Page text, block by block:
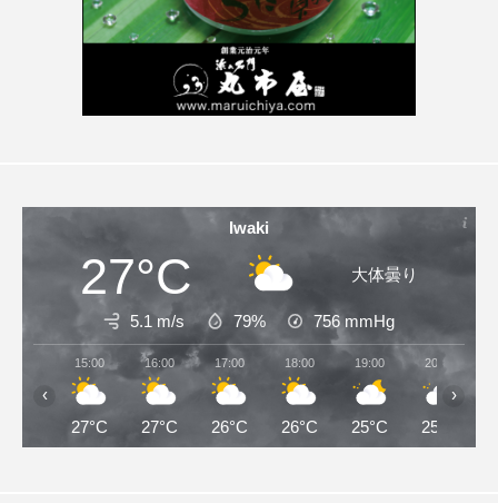
Iwaki
27°C 大体曇り
5.1 m/s 79% 756 mmHg
15:00
27°C
16:00
27°C
17:00
26°C
18:00
26°C
19:00
25°C
20:00
25°C
‹ ›